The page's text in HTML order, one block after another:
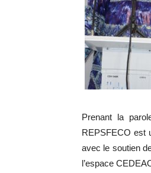
Prenant la
REPSFECO est
avec le soutien
l’espace